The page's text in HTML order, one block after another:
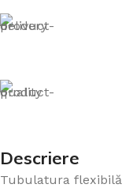
Clapete Antifoc
rentangulare
Descriere
Tubulatura